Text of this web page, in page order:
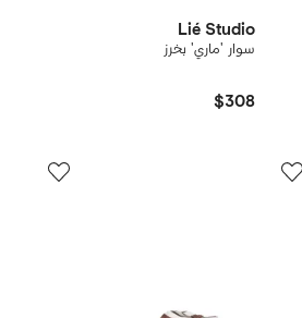
Lié Studio
سوار 'ماري' بخرز
$308